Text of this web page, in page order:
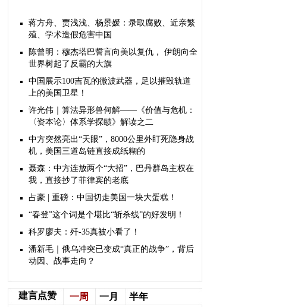
蒋方舟、贾浅浅、杨景媛：录取腐败、近亲繁
殖、学术造假危害中国
陈曾明：穆杰塔巴誓言向美以复仇， 伊朗向全
世界树起了反霸的大旗
中国展示100吉瓦的微波武器，足以摧毁轨道
上的美国卫星！
许光伟｜算法异形兽何解——《价值与危机：
〈资本论〉体系学探赜》解读之二
中方突然亮出“天眼”，8000公里外盯死隐身战
机，美国三道岛链直接成纸糊的
聂森：中方连放两个“大招”，巴丹群岛主权在
我，直接抄了菲律宾的老底
占豪 | 重磅：中国切走美国一块大蛋糕！
“春登”这个词是个堪比“斩杀线”的好发明！
科罗廖夫：歼-35真被小看了！
潘新毛｜俄乌冲突已变成“真正的战争”，背后
动因、战事走向？
建言点赞 一周 一月 半年